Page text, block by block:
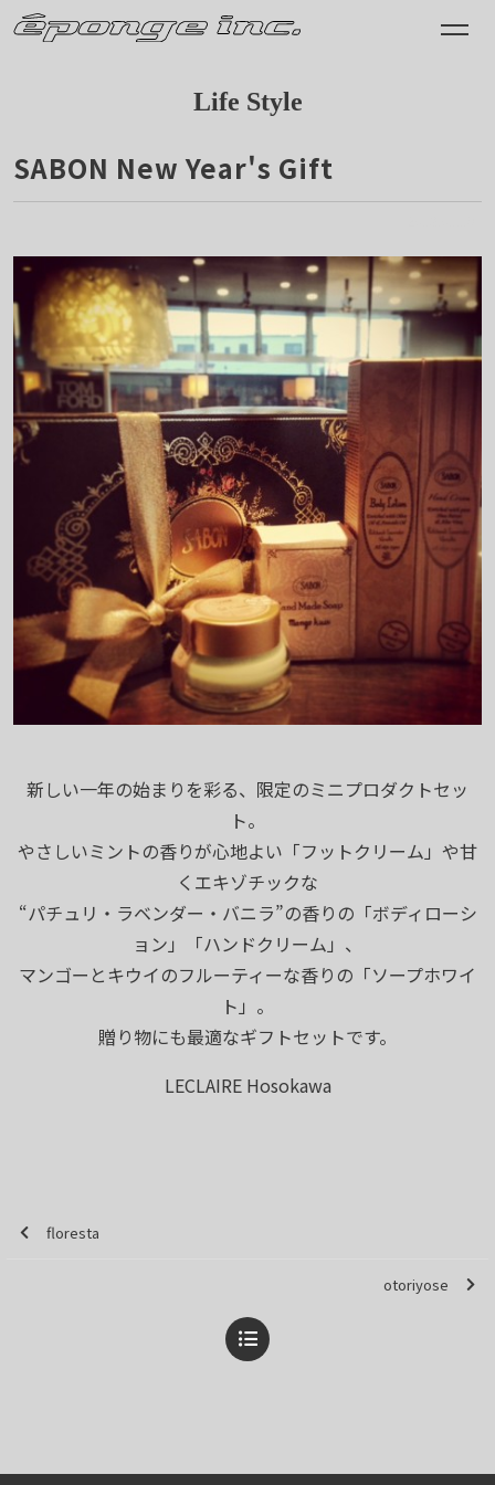
Life Style
SABON New Year's Gift
新しい一年の始まりを彩る、限定のミニプロダクトセッ
ト。
やさしいミントの香りが心地よい「フットクリーム」や甘
くエキゾチックな
“パチュリ・ラベンダー・バニラ”の香りの「ボディローシ
ョン」「ハンドクリーム」、
マンゴーとキウイのフルーティーな香りの「ソープホワイ
ト」。
贈り物にも最適なギフトセットです。
LECLAIRE Hosokawa
floresta
otoriyose